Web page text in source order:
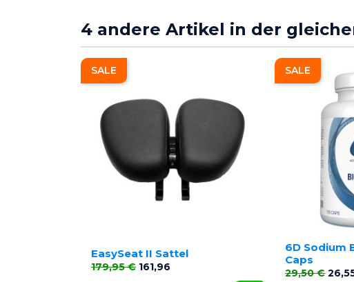
4 andere Artikel in der
EasySeat II Sattel
Verkaufspreis
179,95 € Preis
161,96
SALE
6D Sodium
Caps
Verkaufspreis
29,50 € Preis
SALE